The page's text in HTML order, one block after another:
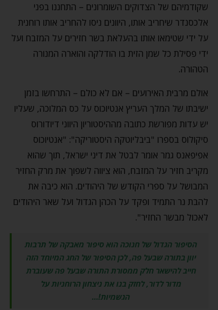
שקודמיהם של הצדוקים השומרונים – התחננו בפני
אלכסנדר שיחריב אותו, היוונים ניסו להחריב אותו רוחנית
על ידי שטימאו אותו בהעלאת בשר חזירים על המזבח ועל
ידי פסילת כל שמן הזית בו הודלקה והוארה המנורה
הטהורה.
אולם מרבית האירועים – אם לא כולם – התרחשו בזמן
ישיבתו של המלך העריץ אנטיוכוס על כס המלוכה, שעליו
יש עדות מפורשת כתובה מההיסטוריון היווני דיודורוס
סיקולוס בספרו "ביבליוטקה היסטוריקה": "אנטיוכוס
אפיפאנס גמר אומר לבטל את דיני ישראל, תוך שהוא
מקריב חזיר על המזבח, הוא ציווה לשפוך את מרק החזיר
המבושל על ספרי הקודש של היהודים. הוא כיבה את
להבת נר התמיד ופקד על הכהן הגדול ועל שאר היהודים
לאכול מבשר החזיר".
הסיפור הגדול של חנוכה הוא סיפור מאבקה של תרבות
יוון בתורה שבעל פה, לכן הסיפור של החג המיוחד הזה
חייב להישאר חלק ממסורת התורה שבעל פה שעוברת
מדור לדור, לחזק בנו את ניצחון הרוחניות על
הגשמיות!…